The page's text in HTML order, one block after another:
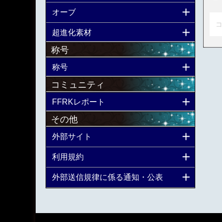
オーブ
超進化素材
称号
称号
コミュニティ
FFRKレポート
その他
外部サイト
利用規約
外部送信規律に係る通知・公表